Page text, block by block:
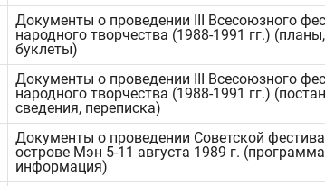
Документы о проведении III Всесоюзного
народного творчества (1988-1991 гг.)
буклеты)
Документы о проведении III Всесоюзного
народного творчества (1988-1991 гг.)
сведения, переписка)
Документы о проведении Советской
острове Мэн 5-11 августа 1989 г.
информация)